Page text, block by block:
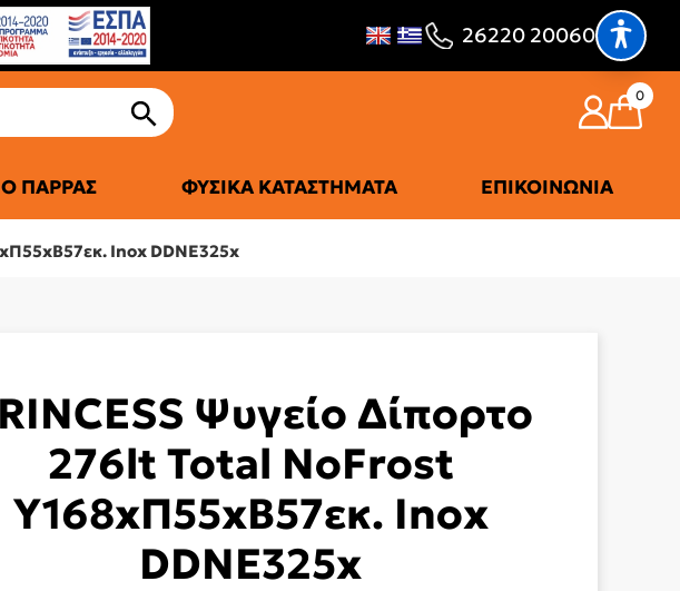
26220 20060
0
Ο ΠΑΡΡΆΣ ΦΥΣΙΚΆ ΚΑΤΑΣΤΉΜΑΤΑ ΕΠΙΚΟΙΝΩΝΊΑ
Inox DDNE325x
Ψυγείο Δίπορτο
276lt Total NoFrost
Υ168xΠ55xΒ57εκ. Inox
DDNE325x